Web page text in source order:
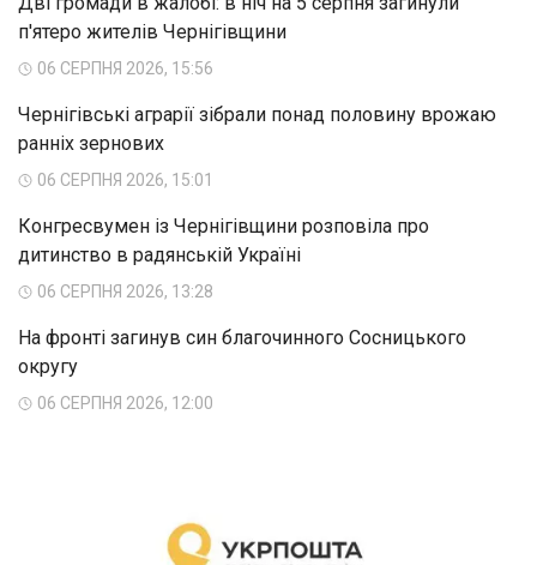
п'ятеро жителів Чернігівщини
06 СЕРПНЯ 2026, 15:56
Чернігівські аграрії зібрали понад половину врожаю
ранніх зернових
06 СЕРПНЯ 2026, 15:01
Конгресвумен із Чернігівщини розповіла про
дитинство в радянській Україні
06 СЕРПНЯ 2026, 13:28
На фронті загинув син благочинного Сосницького
округу
06 СЕРПНЯ 2026, 12:00